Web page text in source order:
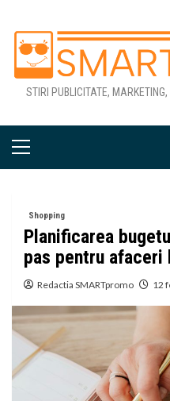
content
STIRI PUBLICITATE,
Primary
Shopping
Planificarea
pas pentru afaceri
Redactia SMARTpromo 12